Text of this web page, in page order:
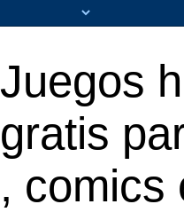
Juegos
gratis
, comics